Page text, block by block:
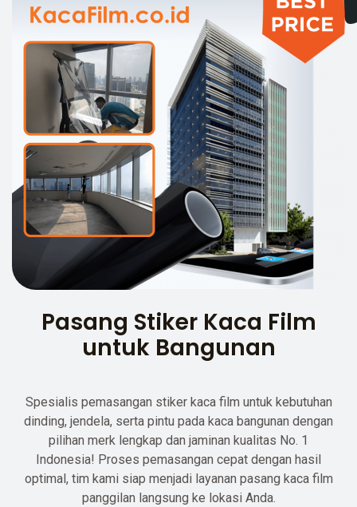
Pasang Stiker Kaca Film
untuk Bangunan
Spesialis pemasangan stiker kaca film untuk kebutuhan
dinding, jendela, serta pintu pada kaca bangunan dengan
pilihan merk lengkap dan jaminan kualitas No. 1
Indonesia! Proses pemasangan cepat dengan hasil
optimal, tim kami siap menjadi layanan pasang kaca film
panggilan langsung ke lokasi Anda.